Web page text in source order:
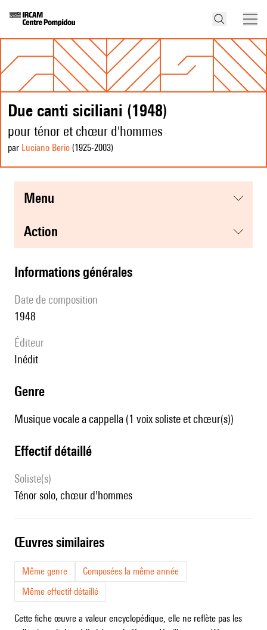
Due canti siciliani (1948)
pour ténor et chœur d'hommes
par Luciano Berio (1925-2003)
menu
action
informations générales
date de composition
1948
éditeur
Inédit
genre
Musique vocale a cappella (1 voix soliste et chœur(s))
effectif détaillé
Soliste(s)
ténor solo, chœur d'hommes
œuvres similaires
Même genre
Composées la même année
Même effectif détaillé
Cette fiche œuvre a valeur encyclopédique, elle ne reflète pas les